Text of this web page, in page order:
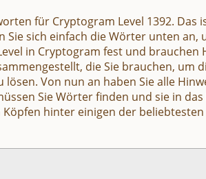
für Cryptogram Level 1392. Das
Sie sich einfach die Wörter unten an,
in Cryptogram fest und brauchen
die Sie brauchen, um
lösen. Von nun an haben Sie alle
Sie Wörter finden und sie in
hinter einigen der